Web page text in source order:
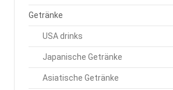
Getränke
USA drinks
Japanische Getränke
Asiatische Getränke